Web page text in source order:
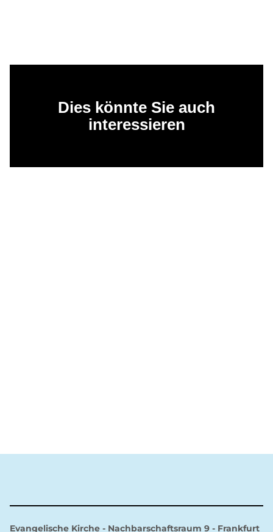
Dies könnte Sie auch
interessieren
Evangelische Kirche - Nachbarschaftsraum 9 - Frankfurt